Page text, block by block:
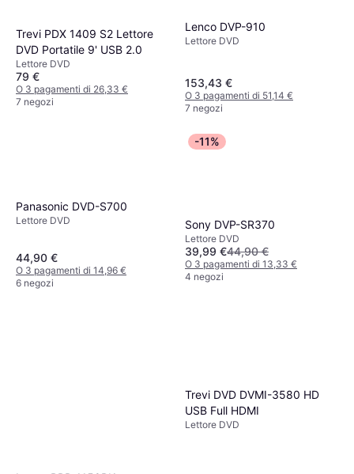
Trevi PDX 1409 S2 Lettore
DVD Portatile 9' USB 2.0
Lettore DVD
79 €
O 3 pagamenti di 26,33 €
7 negozi
Lenco DVP-910
Lettore DVD
153,43 €
O 3 pagamenti di 51,14 €
7 negozi
Panasonic DVD-S700
Lettore DVD
44,90 €
O 3 pagamenti di 14,96 €
6 negozi
-11%
Sony DVP-SR370
Lettore DVD
39,99 €44,90 €
O 3 pagamenti di 13,33 €
4 negozi
Trevi DVD DVMI-3580 HD
USB Full HDMI
Lettore DVD